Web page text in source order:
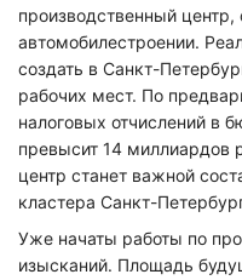
производственный
автомобилестроении.
создать в Санкт-
рабочих мест. По
налоговых отчислений в
превысит 14 миллиардов
центр станет важной
кластера Санкт-
Уже начаты работы по
изысканий. Площадь